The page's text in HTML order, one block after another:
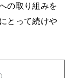
の取り組みを
とって続けや